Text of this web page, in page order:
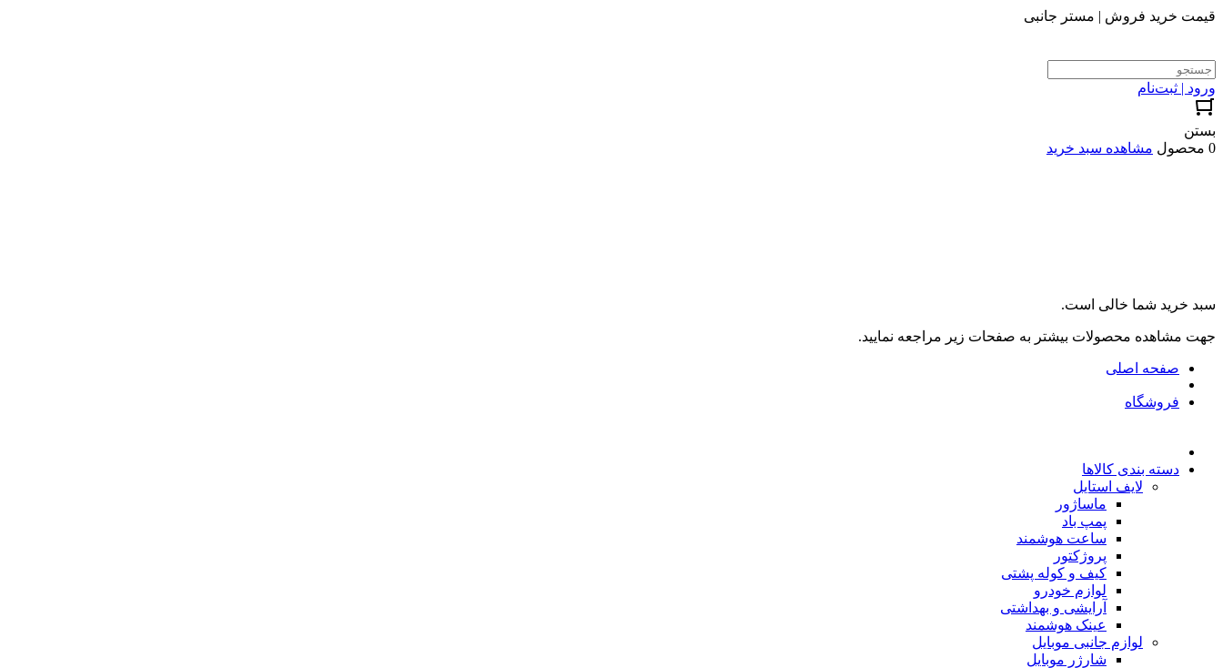
قیمت خرید فروش | مستر جانبی
ورود | ثبت‌نام
بستن
0 محصول
مشاهده سبد خرید
سبد خرید شما خالی است.
جهت مشاهده محصولات بیشتر به صفحات زیر مراجعه نمایید.
صفحه اصلی
فروشگاه
دسته بندی کالاها
لایف استایل
ماساژور
پمپ باد
ساعت هوشمند
پروژکتور
کیف و کوله پشتی
لوازم خودرو
آرایشی و بهداشتی
عینک هوشمند
لوازم جانبی موبایل
شارژر موبایل